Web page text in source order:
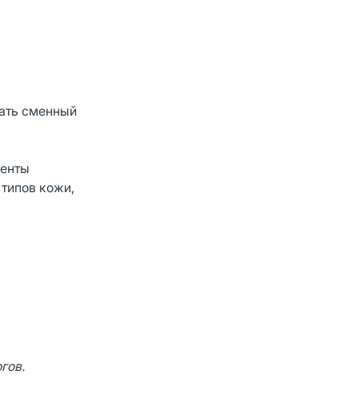
сменный
кожи,